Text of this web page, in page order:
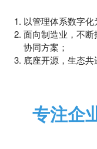
以管理体系数字化
面向制造业，不
协同方案；
底座开源，生态共
专注企